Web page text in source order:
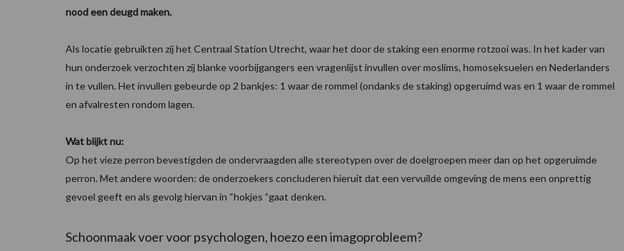
nood een deugd maken.
Als locatie gebruikten zij het Centraal Station Utrecht, waar het door de staking een enorme rotzooi was. In het kader van
hun onderzoek verzochten zij blanke voorbijgangers een vragenlijst invullen over moslims, homoseksuelen en Nederlanders
in te vullen. Het invullen gebeurde op 2 bankjes: 1 waar de rommel (ondanks de staking) opgeruimd was en 1 waar de rommel
en afvalresten rondom lagen.
Wat blijkt nu:
Op het vieze perron bevestigden de ondervraagden alle stereotypen over de doelgroepen meer dan op het opgeruimde
perron. Met andere woorden: de onderzoekers concluderen hieruit dat een vervuilde omgeving de mens een onprettig
gevoel geeft en als gevolg hiervan in “hokjes ”gaat denken.
Schoonmaak voer voor psychologen, hoezo een imagoprobleem?